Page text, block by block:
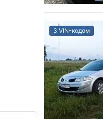
З VIN-кодом